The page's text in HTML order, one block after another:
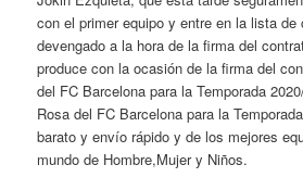
con el primer equipo y entre en la lista
devengado a la hora de la firma del
produce con la ocasión de la firma del
del FC Barcelona para la Temporada
Rosa del FC Barcelona para la
barato y envío rápido y de los mejores
mundo de Hombre,Mujer y Niños.